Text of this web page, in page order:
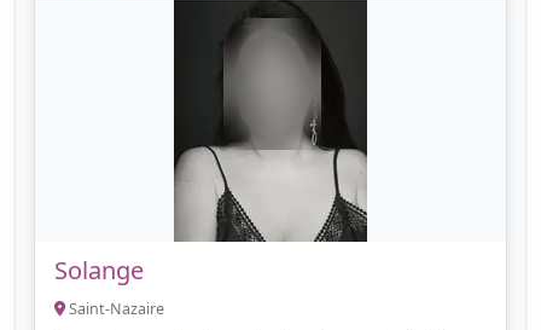
Solange
Saint-Nazaire